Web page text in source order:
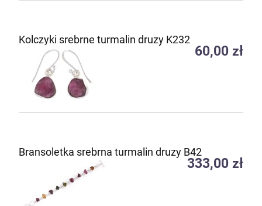
Kolczyki srebrne turmalin druzy K232
60,00 zł
Bransoletka srebrna turmalin druzy B42
333,00 zł